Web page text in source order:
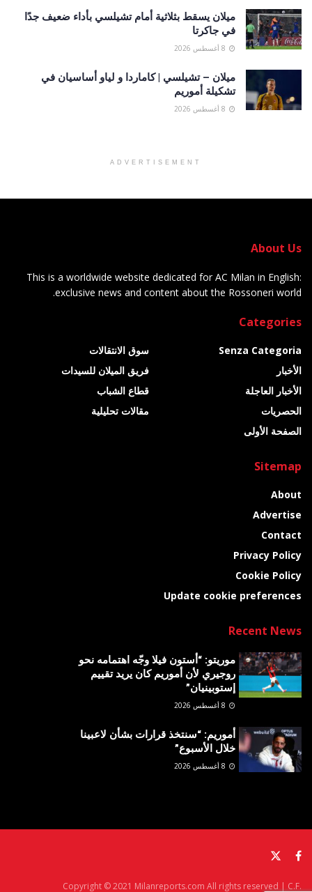
ميلان يسقط بثلاثية أمام تشيلسي بأداء ضعيف جدًا
في جاكرتا
ميلان – تشيلسي | كاماردا و لياو أساسيان في
تشكيلة أموريم
ADVERTISEMENT
About Us
This is a worldwide website dedicated for AC Milan in English:
exclusive news and content about the Rossoneri world.
Categories
Senza Categoria
الأخبار
الأخبار العاجلة
الحصريات
الصفحة الأولى
سوق الانتقالات
فريق الميلان للسيدات
قطاع الشباب
مقالات تحليلية
Sitemap
About
Advertise
Contact
Privacy Policy
Cookie Policy
Update cookie preferences
Recent News
موريتو: “أستون فيلا وجّه اهتمامه نحو
روجيري لأن أموريم كان يريد تقييم
إستوبينيان”
أموريم: “سنتخذ قرارات بشأن لاعبينا
خلال الأسبوع”
Copyright © 2021 Milanreports.com All rights reserved | C.F.